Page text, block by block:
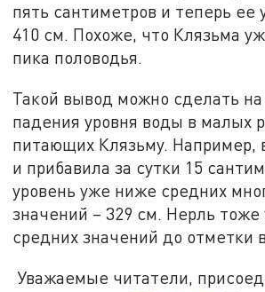
пять сантиметров и теперь ее
410 см. Похоже, что Клязьма
пика половодья.
Такой вывод можно сделать на
падения уровня воды в малых
питающих Клязьму. Например,
и прибавила за сутки 15
уровень уже ниже средних
значений – 329 см. Нерль
средних значений до отметки
Уважаемые читатели,